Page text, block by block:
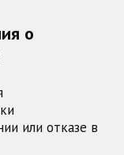
о
или отказе в